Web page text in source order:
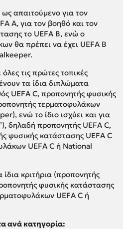
ως απαιτούμενο για τον
A, για τον βοηθό και τον
το UEFA B, ενώ ο
θα πρέπει να έχει UEFA B
τις πρώτες τοπικές
τα ίδια διπλώματα
UEFA C, προπονητής φυσικής
τερματοφυλάκων
ενώ το ίδιο ισχύει και για
δηλαδή προπονητής UEFA C,
φυσικής κατάστασης UEFA C
UEFA C ή National
κριτήρια (προπονητής
φυσικής κατάστασης
UEFA C ή
ανά κατηγορία: